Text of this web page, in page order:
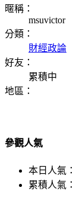
暱稱：
msuvictor
分類：
財經政論
好友：
累積中
地區：
參觀人氣
本日人氣：
累積人氣：